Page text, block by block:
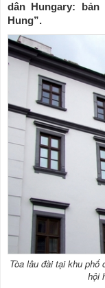
dân Hungary:
Hung”.
Tòa lâu đài tại khu
hội